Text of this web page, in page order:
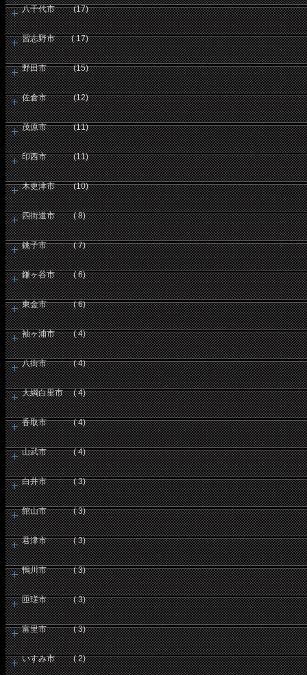
八千代市 (17)
習志野市 ( 17)
野田市 (15)
佐倉市 (12)
茂原市 (11)
印西市 (11)
木更津市 (10)
四街道市 ( 8)
銚子市 ( 7)
鎌ヶ谷市 ( 6)
東金市 ( 6)
袖ヶ浦市 ( 4)
八街市 ( 4)
大綱白里市 ( 4)
香取市 ( 4)
山武市 ( 4)
白井市 ( 3)
館山市 ( 3)
君津市 ( 3)
鴨川市 ( 3)
匝瑳市 ( 3)
富里市 ( 3)
いすみ市 ( 2)